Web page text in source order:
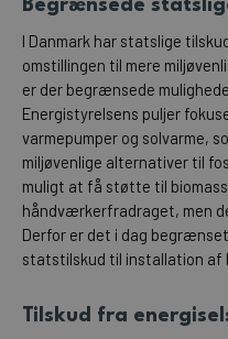
Begrænsede
I Danmark har statslige
omstillingen til mere
er der begrænsede
Energistyrelsens puljer
varmepumper og solvarme,
miljøvenlige alternativer til
muligt at få støtte til
håndværkerfradraget, men
Derfor er det i dag
statstilskud til installation af
Tilskud fra